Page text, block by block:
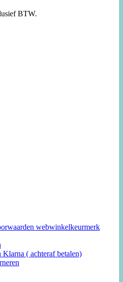
BTW.
webwinkelkeurmerk
( achteraf betalen)